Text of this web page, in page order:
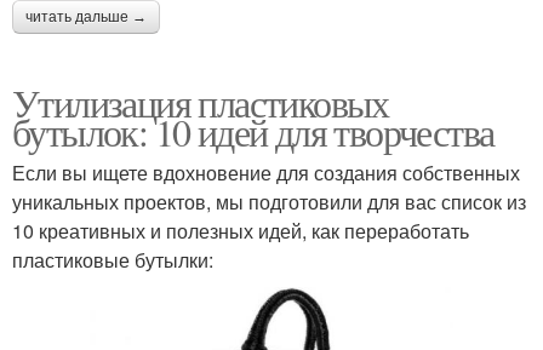
читать дальше →
Утилизация пластиковых
бутылок: 10 идей для творчества
Если вы ищете вдохновение для создания собственных
уникальных проектов, мы подготовили для вас список из
10 креативных и полезных идей, как переработать
пластиковые бутылки: